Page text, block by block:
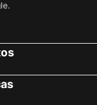
Hoteles
Hoteles